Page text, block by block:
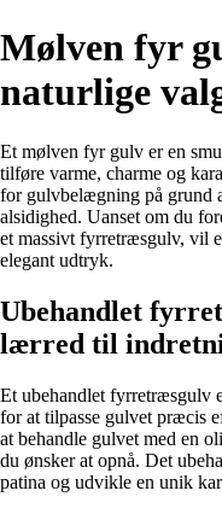
Mølven fyr
naturlige
Et mølven fyr gulv er en
tilføre varme, charme og
for gulvbelægning på grund
alsidighed. Uanset om du
et massivt fyrretræsgulv, vil
elegant udtryk.
Ubehandlet
lærred til
Et ubehandlet fyrretræsgulv
for at tilpasse gulvet præcis
at behandle gulvet med en
du ønsker at opnå. Det
patina og udvikle en unik